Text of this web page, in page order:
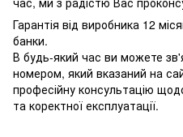
Гарантія від виробника 12
банки.
В будь-який час ви можете
номером, який вказаний на
професійну консультацію
та коректної експлуатації.